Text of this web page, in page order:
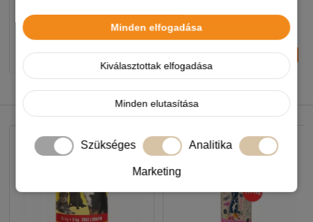
Minden elfogadása
Kiválasztottak elfogadása
Minden elutasítása
Szükséges Analitika
Marketing
munkanap
+ KOSÁRBA
munkanap
- + KOSÁRBA
NEKED AJÁNLJUK